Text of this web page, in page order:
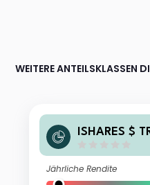
WEITERE ANTEILSKLASSEN
ISHARES $
Jährliche Rendite